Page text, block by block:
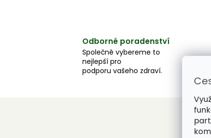
Odborné poradenství
Společně vybereme to
nejlepší pro
podporu vašeho zdraví.